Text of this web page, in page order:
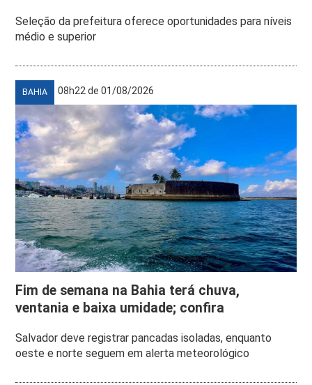
Seleção da prefeitura oferece oportunidades para níveis
médio e superior
BAHIA 08h22 de 01/08/2026
Fim de semana na Bahia terá chuva,
ventania e baixa umidade; confira
Salvador deve registrar pancadas isoladas, enquanto
oeste e norte seguem em alerta meteorológico